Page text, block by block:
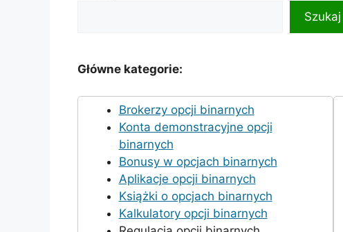
Szukaj
Główne kategorie:
Brokerzy opcji binarnych
Konta demonstracyjne opcji
binarnych
Bonusy w opcjach binarnych
Aplikacje opcji binarnych
Książki o opcjach binarnych
Kalkulatory opcji binarnych